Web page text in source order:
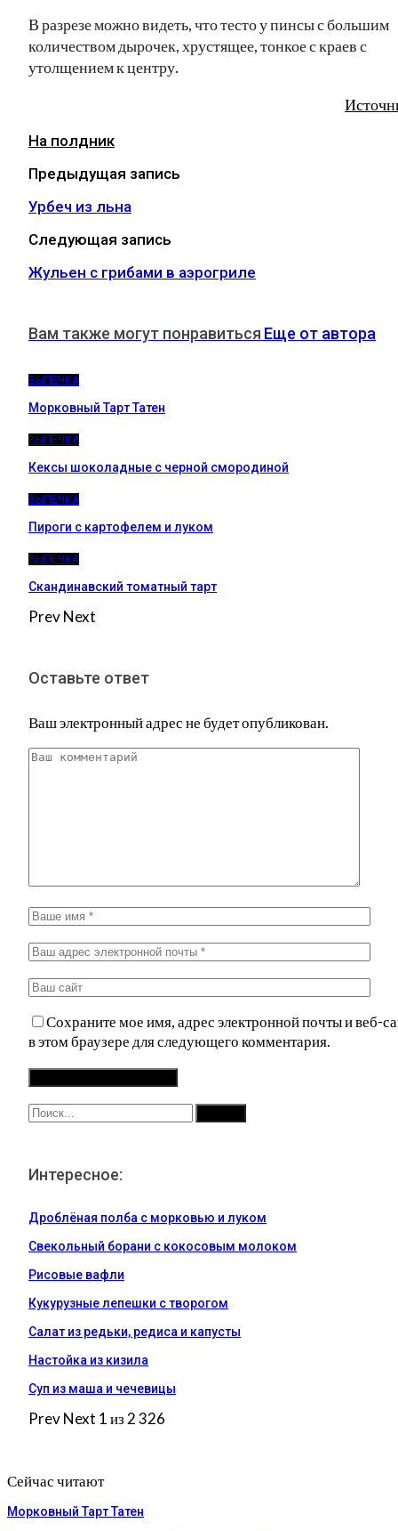
В разрезе можно видеть, что тесто у пинсы с большим
количеством дырочек, хрустящее, тонкое с краев с
утолщением к центру.
На полдник
Предыдущая запись
Урбеч из льна
Следующая запись
Жульен с грибами в аэрогриле
Вам также могут понравиться Еще от автора
ВЫПЕЧКА
Морковный Тарт Татен
ВЫПЕЧКА
Кексы шоколадные с черной смородиной
ВЫПЕЧКА
Пироги c картофелем и луком
ВЫПЕЧКА
Скандинавский томатный тарт
PrevNext
Оставьте ответ
Ваш электронный адрес не будет опубликован.
Сохраните мое имя, адрес электронной почты и веб-
в этом браузере для следующего комментария.
Интересное:
Дроблёная полба с морковью и луком
Свекольный борани с кокосовым молоком
Рисовые вафли
Кукурузные лепешки с творогом
Салат из редьки, редиса и капусты
Настойка из кизила
Суп из маша и чечевицы
PrevNext 1 из 2 326
Сейчас читают
Морковный Тарт Татен